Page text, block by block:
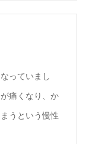
っていまし
痛くなり、か
うという慢性